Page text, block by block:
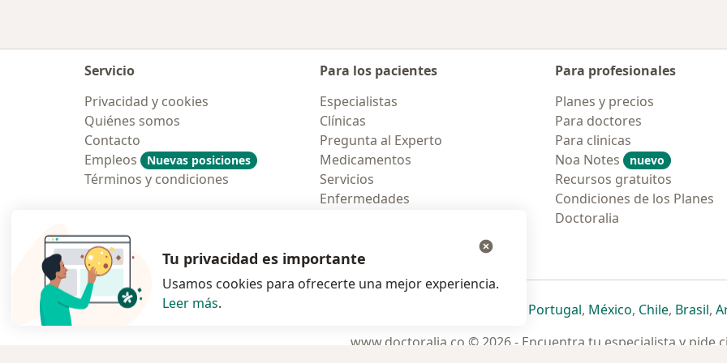
Servicio
Privacidad y cookies
Quiénes somos
Contacto
Empleos
Nuevas posiciones
Términos y condiciones
Para los pacientes
Especialistas
Clínicas
Pregunta al Experto
Medicamentos
Servicios
Enfermedades
Para profesionales
Planes y precios
Para doctores
Para clinicas
Noa Notes
nuevo
Recursos gratuitos
Condiciones de los Planes
Doctoralia
Polska se abre en una nueva pestaña
se abre en una nueva pestaña
se abre en una nueva pestaña
se abre en una nueva pestaña
Portugalse abre en una nueva
, Méxicose abre en una
, Chilese abre
, Brasilse
,
www.doctoralia.co © 2026 - Encuentra tu especialista y pide
Tu privacidad es importante
Usamos cookies para ofrecerte una mejor experiencia.
Leer más.